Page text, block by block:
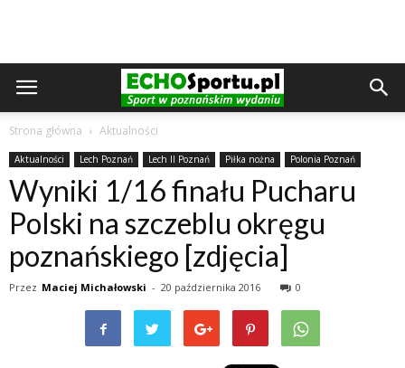
Strona główna Aktualności
Aktualności Lech Poznań Lech II Poznań Piłka nożna Polonia Poznań
Wyniki 1/16 finału Pucharu
Polski na szczeblu okręgu
poznańskiego [zdjęcia]
Przez Maciej Michałowski - 20 października 2016 0